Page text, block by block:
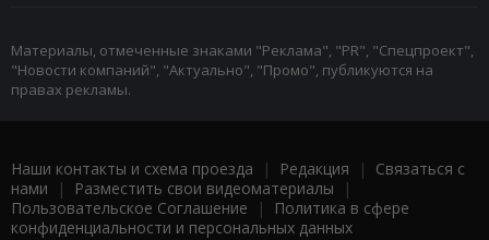
Материалы, отмеченные знаками "Реклама", "PR", "Спецпроект",
"Новости компаний", "Актуально", "Промо", публикуются на
правах рекламы.
Наши контакты и схема проезда | Редакция | Связаться с
нами | Разместить свои видеоматериалы |
Пользовательское Соглашение |
Политика в сфере
конфиденциальности и персональных данных